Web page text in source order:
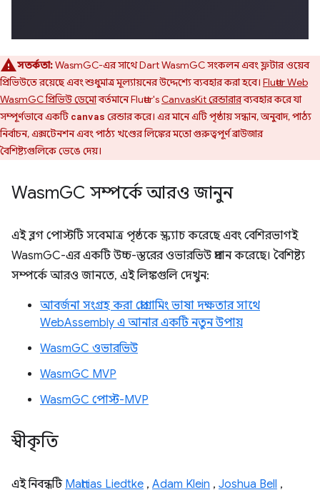
সতর্কতা:WasmGC-এর সাথে Dart WasmGC সংকলন এবং ফ্লটার ওয়েব
প্রিভিউতে রয়েছে এবং শুধুমাত্র মূল্যায়নের উদ্দেশ্যে ব্যবহার করা হবে। Flutter Web
WasmGC প্রিভিউ ডেমোবর্তমানে Flutter'sCanvasKit রেন্ডারারব্যবহার করে যা
সম্পূর্ণভাবে একটি canvas রেন্ডার করে। এর মানে এটি পৃষ্ঠায় সন্ধান, অনুবাদ, পাঠ্য
নির্বাচন, এক্সটেনশন এবং পাঠ্য খণ্ডের লিঙ্কের মতো গুরুত্বপূর্ণ ব্রাউজার
বৈশিষ্ট্যগুলিকে ভেঙে দেয়।
WasmGC সম্পর্কে আরও জানুন
এই ব্লগ পোস্টটি সবেমাত্র পৃষ্ঠকে স্ক্র্যাচ করেছে এবং বেশিরভাগই
WasmGC-এর একটি উচ্চ-স্তরের ওভারভিউ প্রদান করেছে। বৈশিষ্ট্য
সম্পর্কে আরও জানতে, এই লিঙ্কগুলি দেখুন:
আবর্জনা সংগ্রহ করা প্রোগ্রামিং ভাষা দক্ষতার সাথে
WebAssembly এ আনার একটি নতুন উপায়
WasmGC ওভারভিউ
WasmGC MVP
WasmGC পোস্ট-MVP
স্বীকৃতি
এই নিবন্ধটি Matthias Liedtke , Adam Klein , Joshua Bell ,